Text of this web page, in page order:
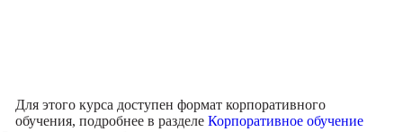
Для этого курса доступен формат корпоративного
обучения, подробнее в разделе Корпоративное обучение